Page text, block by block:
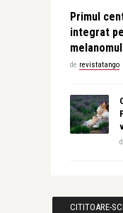
Primul
integrat
de revistatango
CITITOARE-